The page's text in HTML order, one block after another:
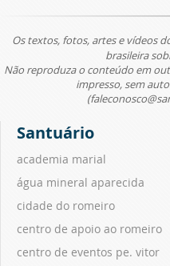
Os textos, fotos, artes e vídeos
brasileira
Não reproduza o conteúdo em
impresso, sem
Santuário
academia marial
água mineral aparecida
cidade do romeiro
centro de apoio ao romeiro
centro de eventos pe. vitor